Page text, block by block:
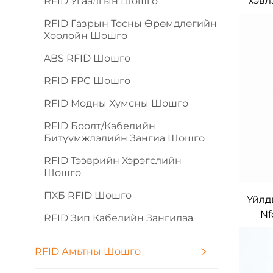
RFID Газрын Тосны Өрөмдлөгийн
Хоолойн Шошго
ABS RFID Шошго
RFID FPC Шошго
RFID Модны Хумсны Шошго
RFID Боолт/кабелийн
Битүүмжлэлийн Зангиа Шошго
RFID Тээврийн Хэрэгслийн
Шошго
ПХБ RFID Шошго
RFID Зип Кабелийн Зангилаа
RFID Амьтны Шошго